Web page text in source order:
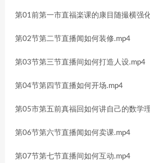
第01前第一市直福楽课的康目随撮横强
第02节第二节直播闻如何装修.mp4
第03节第三节直播间如何打造人设.mp4
第04节第四节直播如何开场.mp4
第05市第五前真福回如何讲自己的数学
第06节第六节直播闻如何卖课.mp4
第07节第七节直播间如何互动.mp4